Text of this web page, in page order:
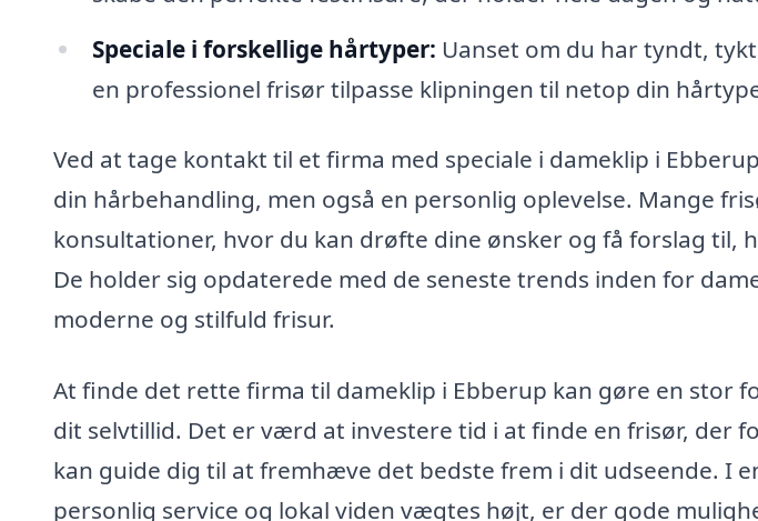
Speciale i forskellige hårtyper: Uanset om du har tyndt,
en professionel frisør tilpasse klipningen til netop din
Ved at tage kontakt til et firma med speciale i dameklip i
din hårbehandling, men også en personlig oplevelse. Mange
konsultationer, hvor du kan drøfte dine ønsker og få forslag til,
De holder sig opdaterede med de seneste trends inden for
moderne og stilfuld frisur.
At finde det rette firma til dameklip i Ebberup kan gøre en stor
dit selvtillid. Det er værd at investere tid i at finde en frisør, der
kan guide dig til at fremhæve det bedste frem i dit udseende. I
personlig service og lokal viden vægtes højt, er der gode